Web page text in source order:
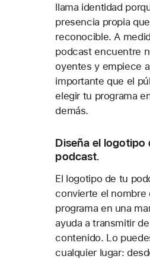
llama identidad
presencia propia
reconocible. A
podcast encuentre
oyentes y empiece
importante que el
elegir tu programa
demás.
Diseña el logotipo
podcast.
El logotipo de tu
convierte el nombre
programa en una
ayuda a transmitir
contenido. Lo
cualquier lugar: